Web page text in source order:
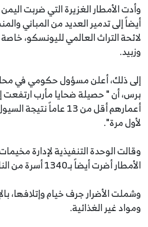
وأدت الأمطار الغزيرة التي ضربت
أيضاً إلى تدمير العديد من المباني
لائحة التراث العالمي لليونسكو،
وزبيد.
إلى ذلك، أعلن مسؤول حكومي في
أعمارهم أقل من 13
لأول مرة".
وقالت الوحدة التنفيذية لإدارة
الأمطار أضرت أيضاً بـ1340 أسرة من النازحين.
وشملت الأضرار جرف خيام وإتلافها،
ومواد غير الغذائية.